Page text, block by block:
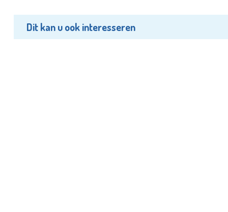
Dit kan u ook interesseren